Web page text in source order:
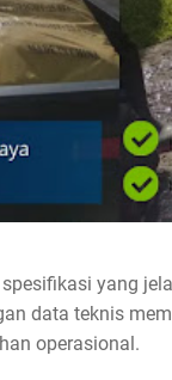
yang
data teknis
operasional.